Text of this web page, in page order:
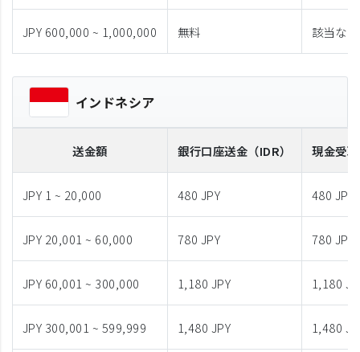
JPY 600,000 ~ 1,000,000 無料 該当なし
インドネシア
送金額 銀行口座送金 （IDR） 現金受取
JPY 1 ~ 20,000 480 JPY 480 JPY
JPY 20,001 ~ 60,000 780 JPY 780 JPY
JPY 60,001 ~ 300,000 1,180 JPY 1,180
JPY 300,001 ~ 599,999 1,480 JPY 1,480